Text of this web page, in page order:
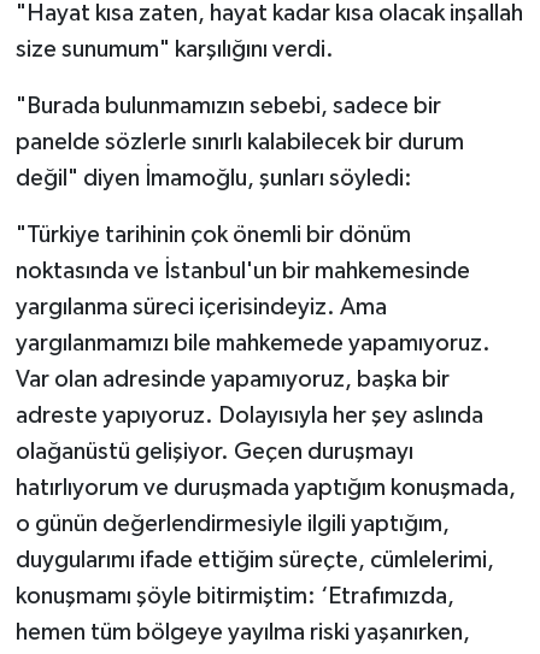
"Hayat kısa zaten, hayat kadar kısa olacak inşallah
size sunumum" karşılığını verdi.
"Burada bulunmamızın sebebi, sadece bir
panelde sözlerle sınırlı kalabilecek bir durum
değil" diyen İmamoğlu, şunları söyledi:
"Türkiye tarihinin çok önemli bir dönüm
noktasında ve İstanbul'un bir mahkemesinde
yargılanma süreci içerisindeyiz. Ama
yargılanmamızı bile mahkemede yapamıyoruz.
Var olan adresinde yapamıyoruz, başka bir
adreste yapıyoruz. Dolayısıyla her şey aslında
olağanüstü gelişiyor. Geçen duruşmayı
hatırlıyorum ve duruşmada yaptığım konuşmada,
o günün değerlendirmesiyle ilgili yaptığım,
duygularımı ifade ettiğim süreçte, cümlelerimi,
konuşmamı şöyle bitirmiştim: ‘Etrafımızda,
hemen tüm bölgeye yayılma riski yaşanırken,